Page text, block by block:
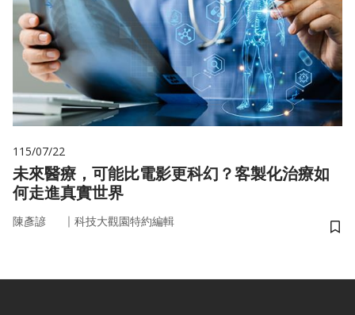
115/07/22
未來醫療，可能比電影更科幻？客製化治療如
何走進真實世界
陳彥諺 ｜ 科技大觀園特約編輯
儲